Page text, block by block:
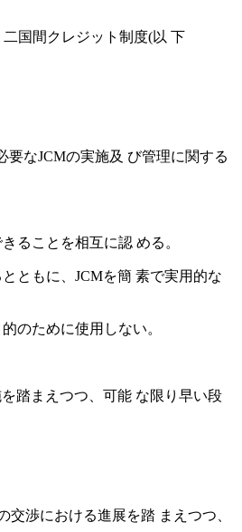
国間クレジット制度(以 下
なJCMの実施及 び管理に関する
ることを相互に認 める。
ともに、JCMを簡 素で実用的な
のために使用しない。
踏まえつつ、可能 な限り早い段
渉における進展を踏 まえつつ、